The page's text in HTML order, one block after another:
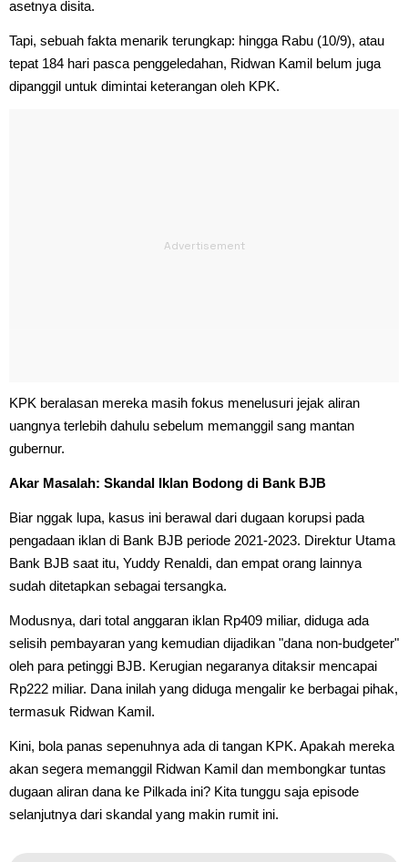
asetnya disita.
Tapi, sebuah fakta menarik terungkap: hingga Rabu (10/9), atau
tepat 184 hari pasca penggeledahan, Ridwan Kamil belum juga
dipanggil untuk dimintai keterangan oleh KPK.
KPK beralasan mereka masih fokus menelusuri jejak aliran
uangnya terlebih dahulu sebelum memanggil sang mantan
gubernur.
Akar Masalah: Skandal Iklan Bodong di Bank BJB
Biar nggak lupa, kasus ini berawal dari dugaan korupsi pada
pengadaan iklan di Bank BJB periode 2021-2023. Direktur Utama
Bank BJB saat itu, Yuddy Renaldi, dan empat orang lainnya
sudah ditetapkan sebagai tersangka.
Modusnya, dari total anggaran iklan Rp409 miliar, diduga ada
selisih pembayaran yang kemudian dijadikan "dana non-budgeter"
oleh para petinggi BJB. Kerugian negaranya ditaksir mencapai
Rp222 miliar. Dana inilah yang diduga mengalir ke berbagai pihak,
termasuk Ridwan Kamil.
Kini, bola panas sepenuhnya ada di tangan KPK. Apakah mereka
akan segera memanggil Ridwan Kamil dan membongkar tuntas
dugaan aliran dana ke Pilkada ini? Kita tunggu saja episode
selanjutnya dari skandal yang makin rumit ini.